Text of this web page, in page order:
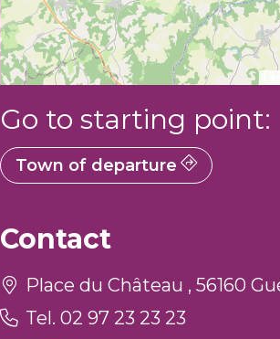
Go to starting point:
Town of departure
Contact
Place du Château , 56160
Tel. 02 97 23 23 23